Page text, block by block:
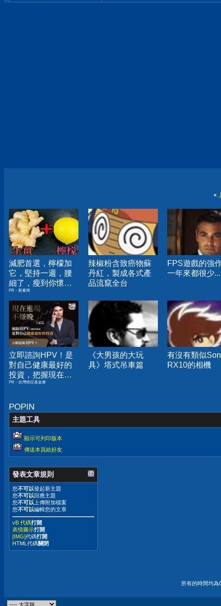
«
減肥首選，檸檬加
它，堅持一週，腰
細了，瘦到你懷疑
人生
PR・新素簡
辣椒粉含致癌物蘇
丹紅，製成各式產
品流竄全台
FPS遊戲的強
一年來都很少
立即諮詢HPV！是
對自己健康最好的
投資，把握現在不
嫌晚！
PR・台灣癌症基金會
《大男孩的大玩
具》塔式吊車篇
有沒有類似
RX10的相機
POPIN
主題工具
顯示可列印版本
傳送本頁給好友
發表文章規則
您不可以發起新主題
您不可以 回應主題
您不可以 上傳附加檔案
您不可以編輯您的文章
vB 代碼打開
表情圖示打開
[IMG]代碼打開
HTML代碼關閉
所有的時間均為